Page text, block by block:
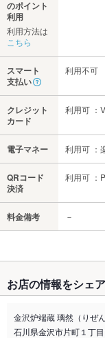
のポイント
利用
利用方法は
こちら
スマート
支払い
利用不可
クレジット
カード
利用可 ：
電子マネー 利用可 ：
QRコード
決済
利用可 ：
料金備考 －
禁煙・喫煙 全席喫煙
喫煙専用室 なし
お店の情報をシェア
金沢炉端蔵 璃然（りぜん
石川県金沢市片町１丁